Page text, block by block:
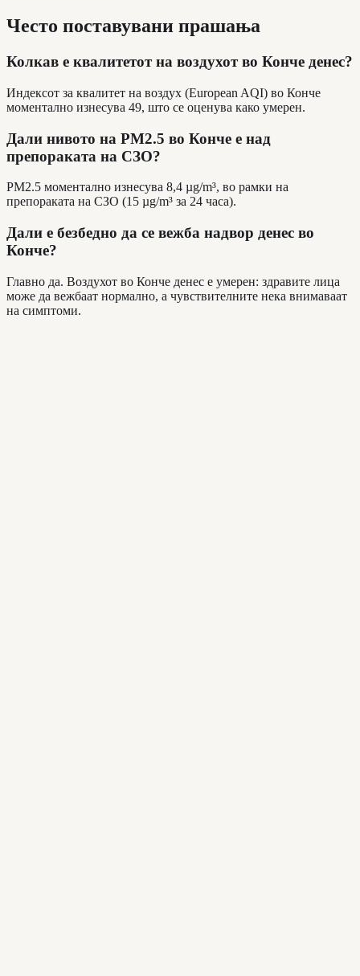
Често поставувани прашања
Колкав е квалитетот на воздухот во Конче денес?
Индексот за квалитет на воздух (European AQI) во Конче
моментално изнесува 49, што се оценува како умерен.
Дали нивото на PM2.5 во Конче е над
препораката на СЗО?
PM2.5 моментално изнесува 8,4 µg/m³, во рамки на
препораката на СЗО (15 µg/m³ за 24 часа).
Дали е безбедно да се вежба надвор денес во
Конче?
Главно да. Воздухот во Конче денес е умерен: здравите лица
може да вежбаат нормално, а чувствителните нека внимаваат
на симптоми.